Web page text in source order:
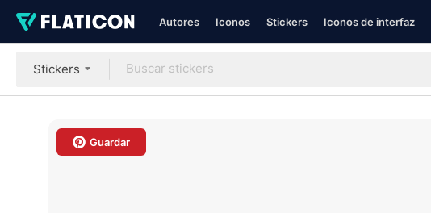
Autores Iconos Stickers Iconos de interfaz
Stickers
Guardar